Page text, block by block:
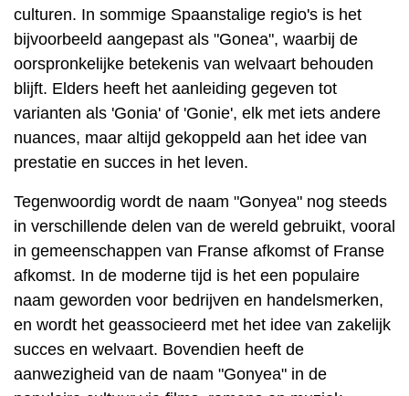
culturen. In sommige Spaanstalige regio's is het
bijvoorbeeld aangepast als "Gonea", waarbij de
oorspronkelijke betekenis van welvaart behouden
blijft. Elders heeft het aanleiding gegeven tot
varianten als 'Gonia' of 'Gonie', elk met iets andere
nuances, maar altijd gekoppeld aan het idee van
prestatie en succes in het leven.
Tegenwoordig wordt de naam "Gonyea" nog steeds
in verschillende delen van de wereld gebruikt, vooral
in gemeenschappen van Franse afkomst of Franse
afkomst. In de moderne tijd is het een populaire
naam geworden voor bedrijven en handelsmerken,
en wordt het geassocieerd met het idee van zakelijk
succes en welvaart. Bovendien heeft de
aanwezigheid van de naam "Gonyea" in de